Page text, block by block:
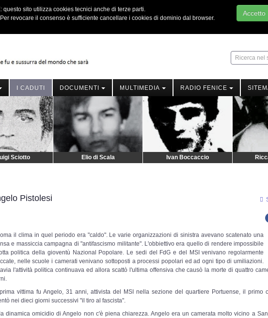
sito utilizza cookies tecnici anche di terze parti.
revocare il consenso è sufficiente cancellare i cookies di dominio dal browser.
Accetto
Ricerca
nel
I CADUTI DOCUMENTI MULTIMEDIA RADIO FENICE
Sciotto Elio di Scala Ivan Boccaccio
Pistolesi
il clima in quel periodo era "caldo". Le varie organizzazioni di sinistra avevano scatenato una
e massiccia campagna di "antifascismo militante". L'obbiettivo era quello di rendere impossibile
politica della gioventù Nazional Popolare. Le sedi del FdG e del MSI venivano regolarmente
nelle scuole i camerati venivano sottoposti a processi popolari ed ad ogni tipo di umiliazioni.
l'attività politica continuava ed allora scattò l'ultima offensiva che causò la morte di quattro
vittima fu Angelo, 31 anni, attivista del MSI nella sezione del quartiere Portuense, il primo
nei dieci giorni successivi "il tiro al fascista".
dinamica omicidio di Angelo non c'è piena chiarezza. Angelo era un camerata molto vicino a